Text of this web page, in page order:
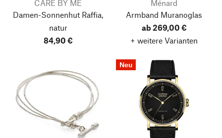
CARE BY ME
Damen-Sonnenhut Raffia,
natur
84,90 €
Ménard
Armband Muranoglas
ab 269,00 €
+ weitere Varianten
Neu